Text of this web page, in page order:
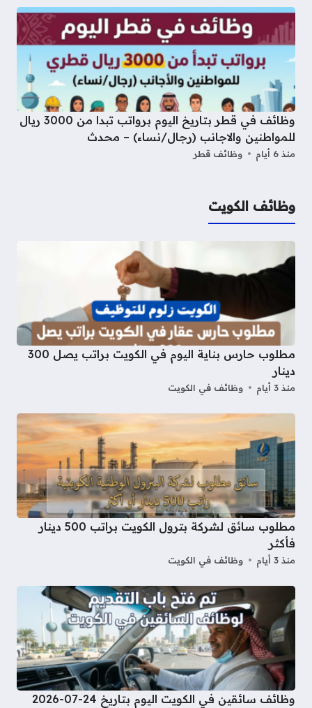
وظائف في قطر بتاريخ اليوم برواتب تبدا من 3000 ريال
للمواطنين والاجانب (رجال/نساء) – محدث
منذ 6 أيام وظائف قطر
وظائف الكويت
مطلوب حارس بناية اليوم في الكويت براتب يصل 300
دينار
منذ 3 أيام وظائف في الكويت
مطلوب سائق لشركة بترول الكويت براتب 500 دينار
فأكثر
منذ 3 أيام وظائف في الكويت
وظائف سائقين في الكويت اليوم بتاريخ 24-07-2026